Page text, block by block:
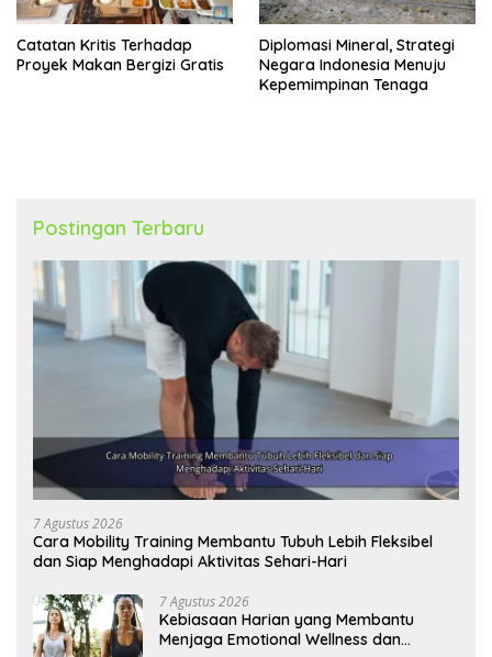
Catatan Kritis Terhadap
Proyek Makan Bergizi Gratis
Diplomasi Mineral, Strategi
Negara Indonesia Menuju
Kepemimpinan Tenaga
Postingan Terbaru
7 Agustus 2026
Cara Mobility Training Membantu Tubuh Lebih Fleksibel
dan Siap Menghadapi Aktivitas Sehari-Hari
7 Agustus 2026
Kebiasaan Harian yang Membantu
Menjaga Emotional Wellness dan